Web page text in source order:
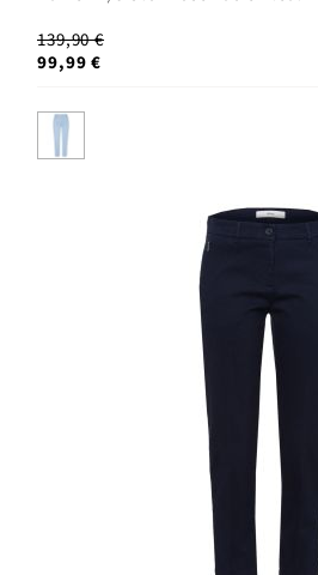
139,90 €
99,99 €